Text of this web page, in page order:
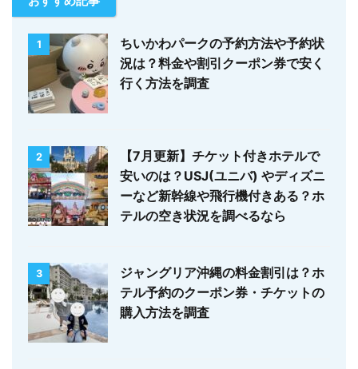
1
ちいかわパークの予約方法や予約状
況は？料金や割引クーポン券で安く
行く方法を調査
2
【7月更新】チケット付きホテルで
安いのは？USJ(ユニバ) やディズニ
ーなど新幹線や飛行機付きある？ホ
テルの空き状況を調べるなら
3
ジャングリア沖縄の料金割引は？ホ
テル予約のクーポン券・チケットの
購入方法を調査